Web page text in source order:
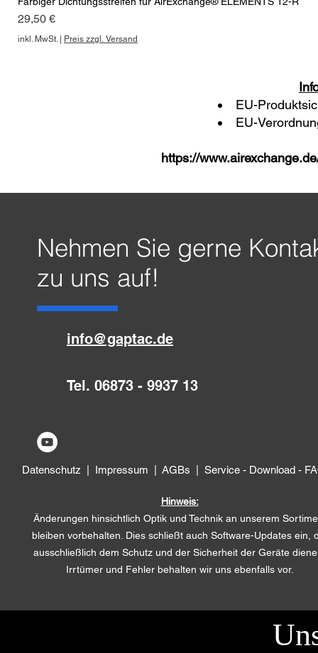
Preis
29,50 €
inkl. MwSt. | Preis zzgl. Versand
EU-
EU-
https://
Nehmen Sie gerne
zu uns auf!
info@gaptac.de
Tel. 06873 - 9937 13
Datenschutz Impressum AGBs Service - Download -
Hinweis:
Änderungen hinsichtlich Optik und Technik an unserem
bleiben vorbehalten. Dies schließt auch Software-Updates ein,
ausschließlich dem Schutz und der Sicherheit der Geräte
Irrtümer und Fehler behalten wir uns ebenfalls vor.